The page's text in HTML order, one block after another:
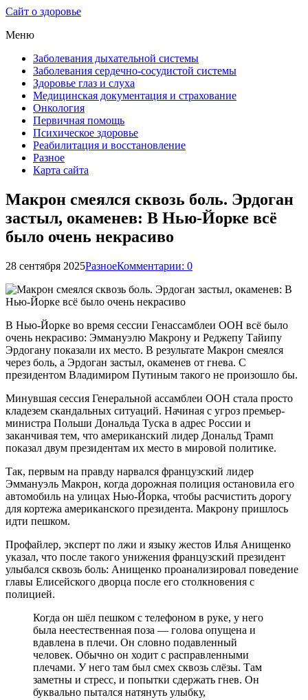
Сайт о здоровье
Меню
Заболевания дыхательной системы
Заболевания сердечно-сосудистой системы
Здоровье глаз и слуха
Медицинская документация и страхование
Онкология
Первичная помощь
Психическое здоровье
Реабилитация и восстановление
Разное
Карта сайта
Макрон смеялся сквозь боль. Эрдоган
застыл, окаменев: В Нью-Йорке всё
было очень некрасиво
28 сентября 2025РазноеКомментарии: 0
В Нью-Йорке во время сессии Генассамблеи ООН всё было
очень некрасиво: Эммануэлю Макрону и Реджепу Тайипу
Эрдогану показали их место. В результате Макрон смеялся
через боль, а Эрдоган застыл, окаменев от гнева. С
президентом Владимиром Путиным такого не произошло бы.
Минувшая сессия Генеральной ассамблеи ООН стала просто
кладезем скандальных ситуаций. Начиная с угроз премьер-
министра Польши Дональда Туска в адрес России и
заканчивая тем, что американский лидер Дональд Трамп
показал двум президентам их место в мировой политике.
Так, первым на правду нарвался французский лидер
Эммануэль Макрон, когда дорожная полиция остановила его
автомобиль на улицах Нью-Йорка, чтобы расчистить дорогу
для кортежа американского президента. Макрону пришлось
идти пешком.
Профайлер, эксперт по лжи и языку жестов Илья Анищенко
указал, что после такого унижения французский президент
улыбался сквозь боль: Анищенко проанализировал поведение
главы Елисейского дворца после его столкновения с
полицией.
Когда он шёл пешком с телефоном в руке, у него
была неестественная поза — голова опущена и
вдавлена в плечи. Он словно подавленный
человек. Обычно он ходит с расправленными
плечами. У него там был смех сквозь слёзы. Там
заметны и стресс, и попытки сдержать гнев. Он
буквально пытался натянуть улыбку,